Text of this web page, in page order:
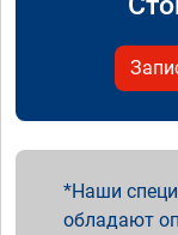
Наши
обладают